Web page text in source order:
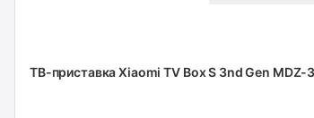
ТВ-приставка Xiaomi TV Box S 3nd Gen MDZ-